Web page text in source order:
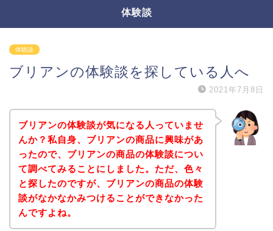
体験談
体験談
ブリアンの体験談を探している人へ
2021年7月8日
ブリアンの体験談が気になる人っていませ
んか？私自身、ブリアンの商品に興味があ
ったので、ブリアンの商品の体験談につい
て調べてみることにしました。ただ、色々
と探したのですが、ブリアンの商品の体験
談がなかなかみつけることができなかった
んですよね。